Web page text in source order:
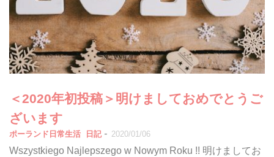
＜2020年初投稿＞明けましておめでとうご
ざいます
ポーランド日常生活 日記 - 2020/01/06
Wszystkiego Najlepszego w Nowym Roku !! 明けましてお